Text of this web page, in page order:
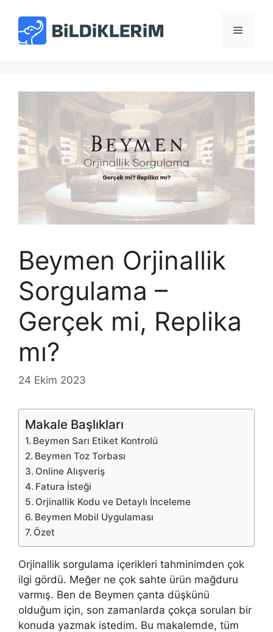
Menü
Beymen Orjinallik
Sorgulama –
Gerçek mi, Replika
mı?
24 Ekim 2023
Makale Başlıkları
Beymen Sarı Etiket Kontrolü
Beymen Toz Torbası
Online Alışveriş
Fatura İsteği
Orjinallik Kodu ve Detaylı İnceleme
Beymen Mobil Uygulaması
Özet
Orjinallik sorgulama içerikleri tahminimden çok
ilgi gördü. Meğer ne çok sahte ürün mağduru
varmış. Ben de Beymen çanta düşkünü
olduğum için, son zamanlarda çokça sorulan bir
konuda yazmak istedim. Bu makalemde, tüm